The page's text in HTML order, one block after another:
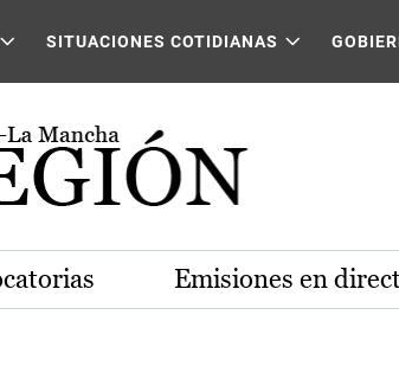
SITUACIONES COTIDIANAS
Emisiones en